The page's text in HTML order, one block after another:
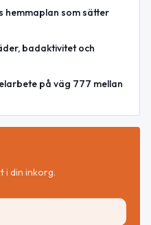
hemmaplan som sätter
badaktivitet och
på väg 777 mellan
i din inkorg.